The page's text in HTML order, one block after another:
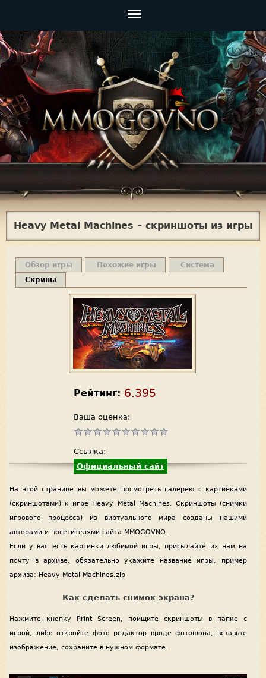
Главное
меню
Jump to navigation
Heavy Metal Machines – скриншоты из игры
Обзор игры Похожие игры
Система
Скрины
Рейтинг: 6.395
Ваша оценка:
Ссылка:
Официальный сайт
На этой странице вы можете посмотреть галерею с картинками
(скриншотами) к игре Heavy Metal Machines. Скриншоты (снимки
игрового процесса) из виртуального мира созданы нашими
авторами и посетителями сайта MMOGOVNO.
Если у вас есть картинки любимой игры, присылайте их нам на
почту в архиве, обязательно укажите название игры, пример
архива: Heavy Metal Machines.zip
Как сделать снимок экрана?
Нажмите кнопку Print Screen, поищите скриншоты в папке с
игрой, либо откройте фото редактор вроде фотошопа, вставьте
изображение, сохраните в нужном формате.